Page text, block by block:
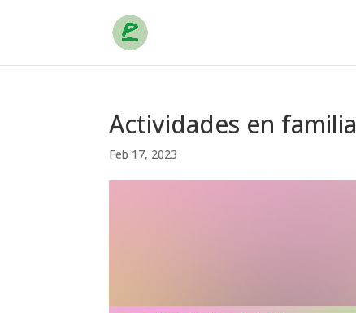
Actividades en
Feb 17, 2023